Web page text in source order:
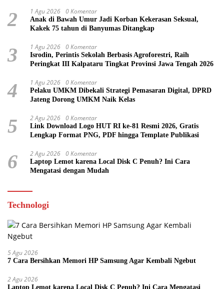
2 1 Agu 2026 0 Komentar
Anak di Bawah Umur Jadi Korban Kekerasan Seksual,
Kakek 75 tahun di Banyumas Ditangkap
3 1 Agu 2026 0 Komentar
Isrodin, Perintis Sekolah Berbasis Agroforestri, Raih
Peringkat III Kalpataru Tingkat Provinsi Jawa Tengah 2026
4 1 Agu 2026 0 Komentar
Pelaku UMKM Dibekali Strategi Pemasaran Digital, DPRD
Jateng Dorong UMKM Naik Kelas
5 2 Agu 2026 0 Komentar
Link Download Logo HUT RI ke-81 Resmi 2026, Gratis
Lengkap Format PNG, PDF hingga Template Publikasi
6 2 Agu 2026 0 Komentar
Laptop Lemot karena Local Disk C Penuh? Ini Cara
Mengatasi dengan Mudah
Technologi
5 Agu 2026
7 Cara Bersihkan Memori HP Samsung Agar Kembali Ngebut
2 Agu 2026
Laptop Lemot karena Local Disk C Penuh? Ini Cara Mengatasi